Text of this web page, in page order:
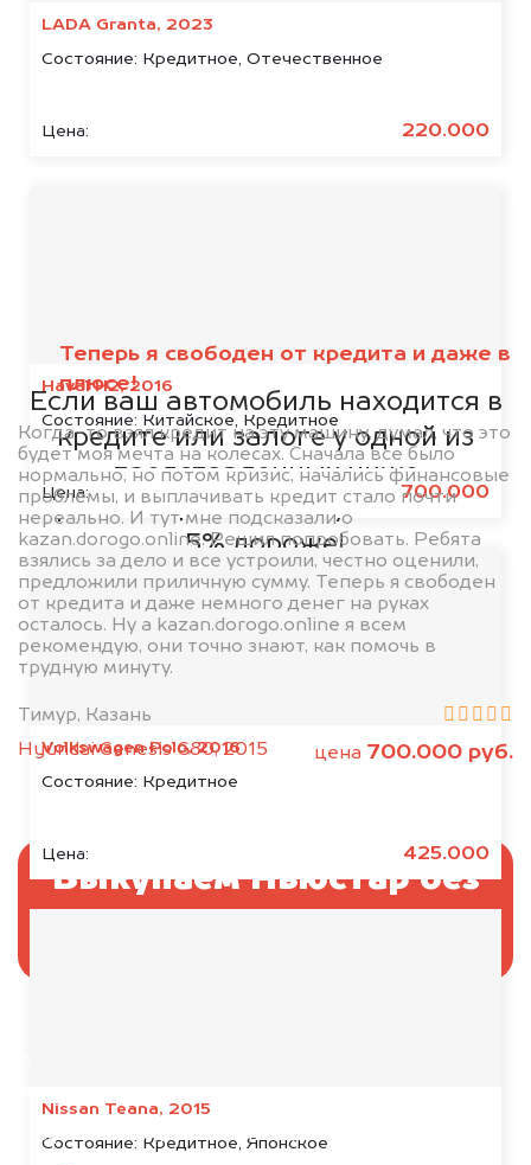
LADA Granta, 2023
Состояние: Кредитное, Отечественное
Цена: 220.000
Haval H2, 2016
Состояние: Китайское, Кредитное
Цена: 700.000
Volkswagen Polo, 2016
Состояние: Кредитное
Цена: 425.000
Nissan Teana, 2015
Состояние: Кредитное, Японское
Теперь я свободен от кредита и даже в
плюсе!
Когда-то взял кредит на эту машину, думал, что это
будет моя мечта на колесах. Сначала все было
нормально, но потом кризис, начались финансовые
проблемы, и выплачивать кредит стало почти
нереально. И тут мне подсказали о
kazan.dorogo.online. Решил попробовать. Ребята
взялись за дело и все устроили, честно оценили,
предложили приличную сумму. Теперь я свободен
от кредита и даже немного денег на руках
осталось. Ну а kazan.dorogo.online я всем
рекомендую, они точно знают, как помочь в
трудную минуту.
Тимур, Казань
Hyundai Genesis G80, 2015
цена 700.000 руб.
банками
Если ваш автомобиль находится в
кредите или залоге у одной из
представленных ниже
организаций, то мы купим его на
5% дороже!
Выкупаем Ньюстар без
1. Сфотографируйте машину: